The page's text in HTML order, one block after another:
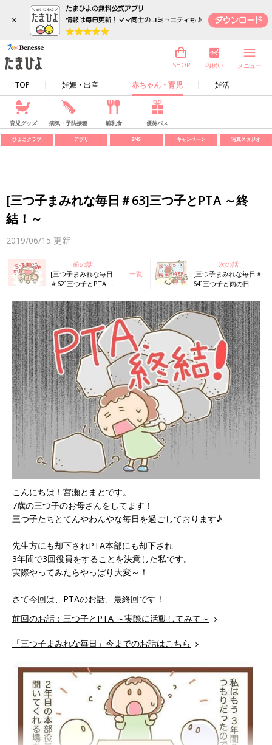
×
TOP 妊娠・出産 赤ちゃん・育児 妊活
SHOP 内祝い メニュー
育児グッズ 病気・予防接種 離乳食 優待パス
ひよこクラブ アプリ SNS キャンペーン 写真スタジオ
[三つ子まみれな毎日＃63]三つ子とPTA ～終
結！～
2019/06/15 更新
前の話
[三つ子まみれな毎日
＃62]三つ子とPTA ～
～
一覧
次の話
[三つ子まみれな毎日＃
64]三つ子と雨の日
こんにちは！宮瀬とまとです。
7歳の三つ子のお母さんをしてます！
三つ子たちとてんやわんやな毎日を過ごしております♪
先生方にも却下されPTA本部にも却下され
3年間で3回役員をすることを決意した私です。
実際やってみたらやっぱり大変～！
さて今回は、PTAのお話、最終回です！
前回のお話：三つ子とPTA ～実際に活動してみて～
「三つ子まみれな毎日」今までのお話はこちら